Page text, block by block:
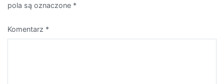
pola są oznaczone *
Komentarz *